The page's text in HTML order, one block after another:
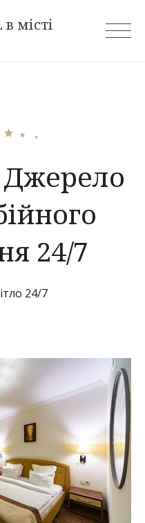
місті
Джерело
24/7
24/7